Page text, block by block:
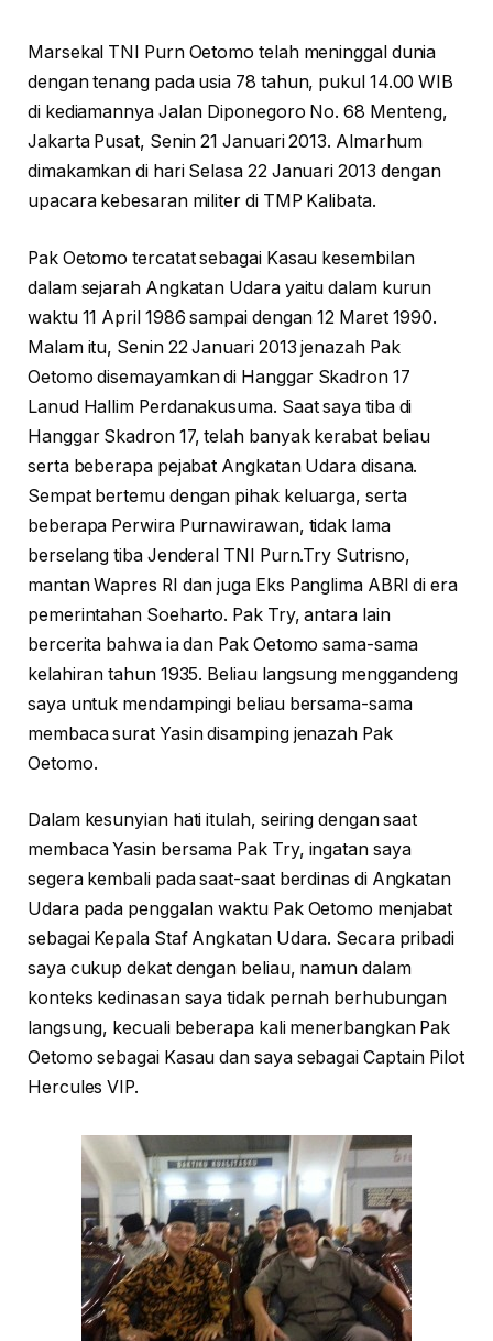
Marsekal TNI Purn Oetomo telah meninggal dunia
dengan tenang pada usia 78 tahun, pukul 14.00 WIB
di kediamannya Jalan Diponegoro No. 68 Menteng,
Jakarta Pusat, Senin 21 Januari 2013. Almarhum
dimakamkan di hari Selasa 22 Januari 2013 dengan
upacara kebesaran militer di TMP Kalibata.
Pak Oetomo tercatat sebagai Kasau kesembilan
dalam sejarah Angkatan Udara yaitu dalam kurun
waktu 11 April 1986 sampai dengan 12 Maret 1990.
Malam itu, Senin 22 Januari 2013 jenazah Pak
Oetomo disemayamkan di Hanggar Skadron 17
Lanud Hallim Perdanakusuma. Saat saya tiba di
Hanggar Skadron 17, telah banyak kerabat beliau
serta beberapa pejabat Angkatan Udara disana.
Sempat bertemu dengan pihak keluarga, serta
beberapa Perwira Purnawirawan, tidak lama
berselang tiba Jenderal TNI Purn.Try Sutrisno,
mantan Wapres RI dan juga Eks Panglima ABRI di era
pemerintahan Soeharto. Pak Try, antara lain
bercerita bahwa ia dan Pak Oetomo sama-sama
kelahiran tahun 1935. Beliau langsung menggandeng
saya untuk mendampingi beliau bersama-sama
membaca surat Yasin disamping jenazah Pak
Oetomo.
Dalam kesunyian hati itulah, seiring dengan saat
membaca Yasin bersama Pak Try, ingatan saya
segera kembali pada saat-saat berdinas di Angkatan
Udara pada penggalan waktu Pak Oetomo menjabat
sebagai Kepala Staf Angkatan Udara. Secara pribadi
saya cukup dekat dengan beliau, namun dalam
konteks kedinasan saya tidak pernah berhubungan
langsung, kecuali beberapa kali menerbangkan Pak
Oetomo sebagai Kasau dan saya sebagai Captain Pilot
Hercules VIP.